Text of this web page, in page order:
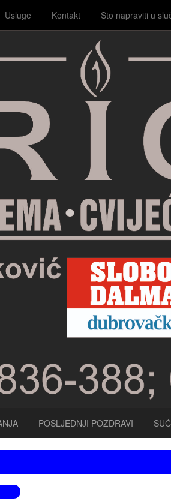
Usluge Kontakt Što napraviti u
POSLJEDNJI POZDRAVI